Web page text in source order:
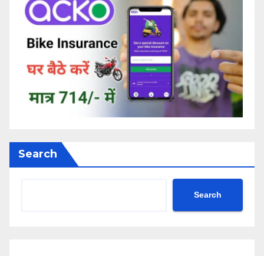
Search
Search